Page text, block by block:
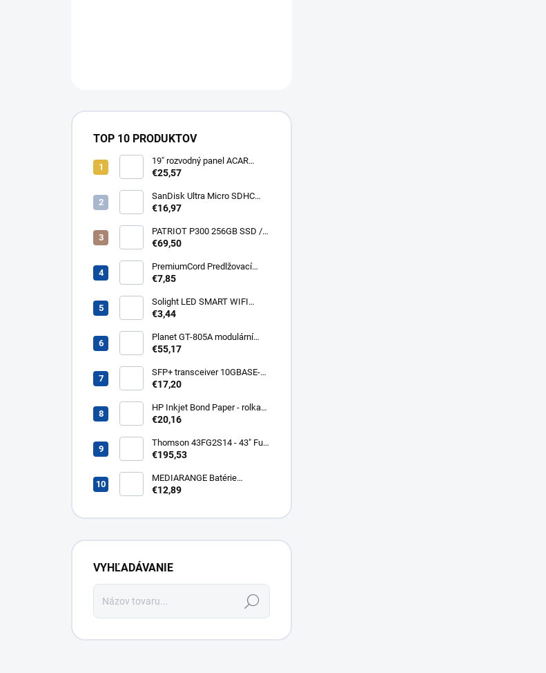
TOP 10 PRODUKTOV
19" rozvodný panel ACAR
8x230V, vypínač, indikátor
kabel 3m Acar S8 FA
€25,57
SanDisk Ultra Micro SDHC
32GB 120MB/s A1+ada
€16,97
PATRIOT P300 256GB SSD /
Interní / M.2 PCIe Gen3 x4
P300P256GM28
€69,50
PremiumCord Predlžovací
kábel - sieť 230V, IEC 320 C13
€7,85
Solight LED SMART WIFI
žiarovka, GU10, 5W, RGB,
€3,44
Planet GT-805A modulární
konvertor Gigabit
805A
€55,17
SFP+ transceiver 10GBASE-
SR/SW, multirate, MM, OM3-
850nm VCSEL, LC dup., DMI ,
DELL komp.. SFP-PLUS-SR-
€17,20
HP Inkjet Bond Paper - rolka
24'' Q1396A
€20,16
Thomson 43FG2S14 - 43" Full
HD, Google TV, LED, čierny
€195,53
MEDIARANGE Batérie
nabíjateľné AAA, USB-C, 4ks
€12,89
VYHĽADÁVANIE
Hľadať